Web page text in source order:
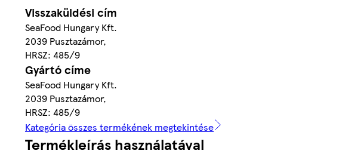
Visszaküldési cím
SeaFood Hungary Kft.
2039 Pusztazámor,
HRSZ: 485/9
Gyártó címe
SeaFood Hungary Kft.
2039 Pusztazámor,
HRSZ: 485/9
Kategória összes termékének megtekintése
Termékleírás használatával